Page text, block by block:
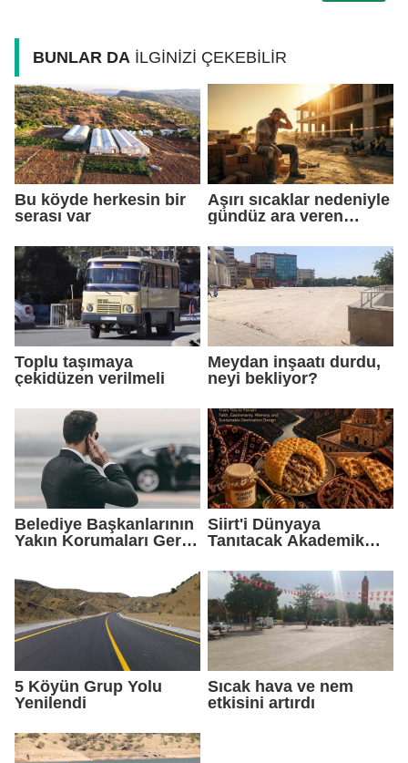
BUNLAR DA İLGİNİZİ ÇEKEBİLİR
Bu köyde herkesin bir
serası var
Aşırı sıcaklar nedeniyle
gündüz ara veren
başladı
Toplu taşımaya
çekidüzen verilmeli
Meydan inşaatı durdu,
neyi bekliyor?
Belediye Başkanlarının
Yakın Korumaları Geri
Siirt'i Dünyaya
Tanıtacak Akademik
5 Köyün Grup Yolu
Yenilendi
Sıcak hava ve nem
etkisini artırdı